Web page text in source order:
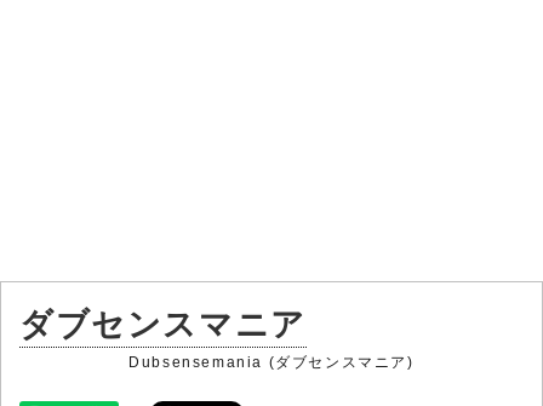
ダブセンスマニア
Dubsensemania (ダブセンスマニア)